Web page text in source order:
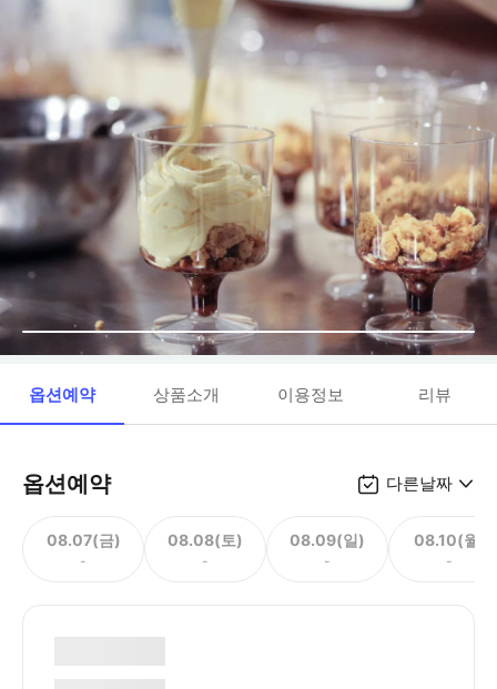
옵션예약 상품소개 이용정보 리뷰
옵션예약 다른날짜
08.07(금)
-
08.08(토)
-
08.09(일)
-
08.10(월)
-